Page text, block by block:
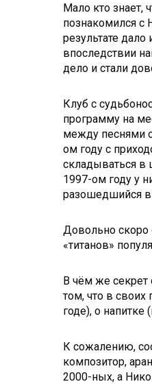
Мало кто знает,
познакомился
результате
впоследствии
дело и стали
Клуб с
программу на
между песнями
ом году с
складываться в
1997-ом году у
разошедшийся в
Довольно скоро
«титанов»
В чём же секрет
том, что в
годе), о
К сожалению,
композитор,
2000-ных, а